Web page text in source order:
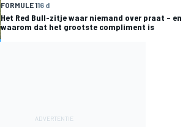
FORMULE 116 d
Het Red Bull-zitje waar niemand over praat – en
waarom dat het grootste compliment is